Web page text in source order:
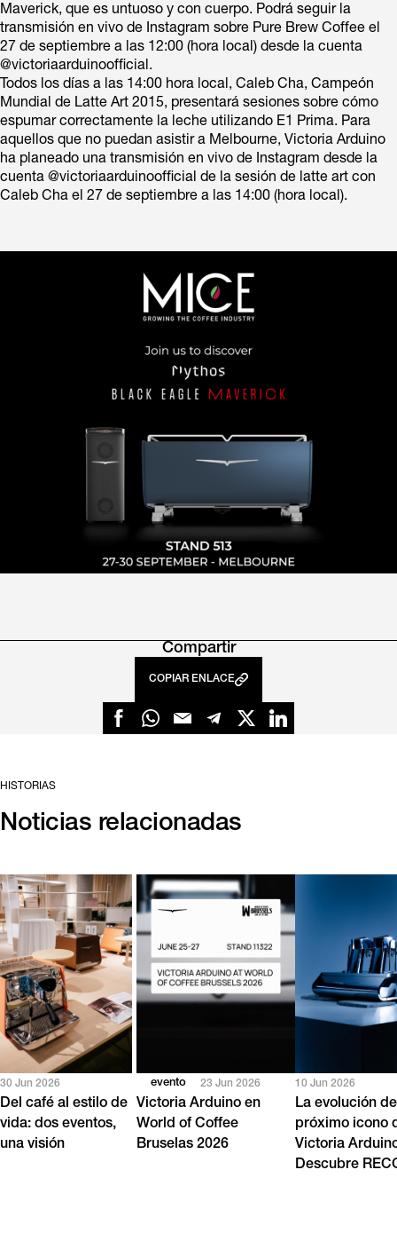
Maverick, que es untuoso y con cuerpo. Podrá seguir la
transmisión en vivo de Instagram sobre Pure Brew Coffee el
27 de septiembre a las 12:00 (hora local) desde la cuenta
@victoriaarduinoofficial.
Todos los días a las 14:00 hora local, Caleb Cha, Campeón
Mundial de Latte Art 2015, presentará sesiones sobre cómo
espumar correctamente la leche utilizando E1 Prima. Para
aquellos que no puedan asistir a Melbourne, Victoria Arduino
ha planeado una transmisión en vivo de Instagram desde la
cuenta @victoriaarduinoofficial de la sesión de latte art con
Caleb Cha el 27 de septiembre a las 14:00 (hora local).
Compartir
COPIAR ENLACE
HISTORIAS
Noticias relacionadas
30 Jun 2026
Del café al estilo de
vida: dos eventos,
una visión
evento 23 Jun 2026
Victoria Arduino en
World of Coffee
Bruselas 2026
10 Jun 2026
La evolución
próximo icono
Victoria
Descubre